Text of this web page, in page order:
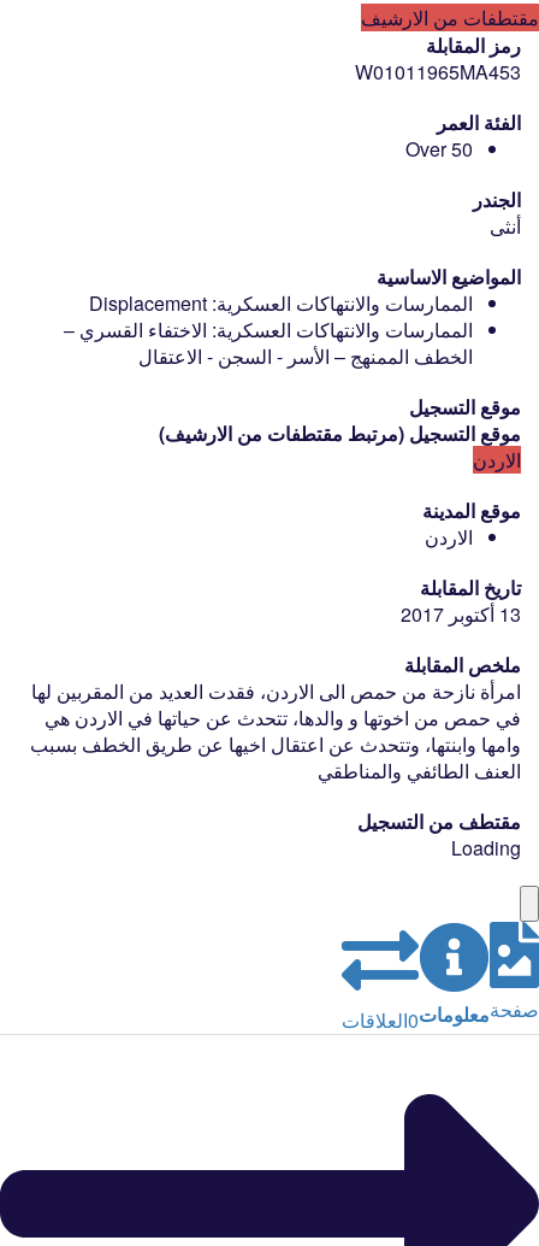
مقتطفات من الارشيف
رمز المقابلة
W01011965MA453
الفئة العمر
Over 50
الجندر
أنثى
المواضيع الاساسية
الممارسات والانتهاكات العسكرية: Displacement
الممارسات والانتهاكات العسكرية: الاختفاء القسري –
الخطف الممنهج – الأسر - السجن - الاعتقال
موقع التسجيل
موقع التسجيل (مرتبط مقتطفات من الارشيف)
الاردن
موقع المدينة
الاردن
تاريخ المقابلة
13 أكتوبر 2017
ملخص المقابلة
امرأة نازحة من حمص الى الاردن، فقدت العديد من المقربين لها
في حمص من اخوتها و والدها، تتحدث عن حياتها في الاردن هي
وامها وابنتها، وتتحدث عن اعتقال اخيها عن طريق الخطف بسبب
العنف الطائفي والمناطقي
مقتطف من التسجيل
Loading
صفحةمعلومات0العلاقات